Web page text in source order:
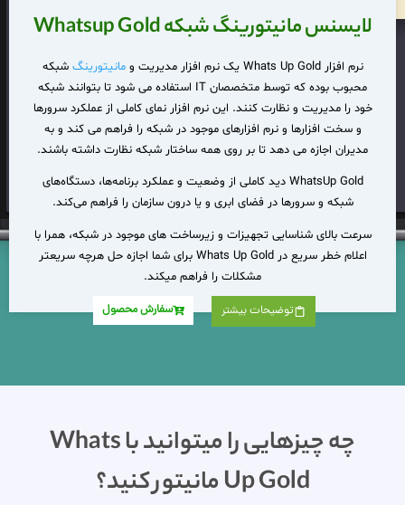
لایسنس مانیتورینگ شبکه Whatsup Gold
نرم افزار Whats Up Gold یک نرم افزار مدیریت و مانیتورینگ شبکه
محبوب بوده که توسط متخصصان استفاده می شود تا بتوانند شبکه
خود را مدیریت و نظارت کنند. این نرم افزار نمای کاملی از عملکرد سرورها
و سخت افزارها و نرم افزارهای موجود درشبکه را فراهم می کند و به
مدیران اجازه می دهد تا بر روی همه ساختار شبکه نظارت داشته باشند.
WhatsUp Gold دید کاملی از وضعیت و عملکرد برنامه‌ها، دستگاه‌های
شبکه و سرورها در فضای ابری و یا درون سازمان را فراهم می‌کند.
سرعت بالای شناسایی تجهیزات و زیرساخت های موجود در شبکه، همرا با
اعلام خطر سریع در Whats Up Gold برای شما اجازه حل هرچه سریعتر
مشکلات را فراهم میکند.
توضیحات بیشتر سفارش محصول
چه چیزهایی را میتوانید با Whats
Up Gold مانیتور کنید؟​